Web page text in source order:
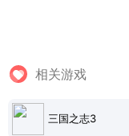
相关游戏
三国之志3